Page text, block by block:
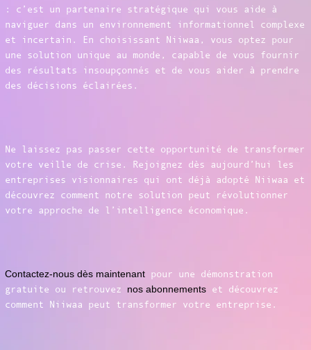
: c’est un partenaire stratégique qui vous aide à
naviguer dans un environnement informationnel complexe
et incertain. En choisissant Niiwaa, vous optez pour
une solution unique au monde, capable de vous fournir
des résultats insoupçonnés et de vous aider à prendre
des décisions éclairées.
Ne laissez pas passer cette opportunité de transformer
votre veille de crise. Rejoignez dès aujourd’hui les
entreprises visionnaires qui ont déjà adopté Niiwaa et
découvrez comment notre solution peut révolutionner
votre approche de l’intelligence économique.
Contactez-nous dès maintenant pour une démonstration
gratuite ou retrouvez nos abonnements et découvrez
comment Niiwaa peut transformer votre entreprise.